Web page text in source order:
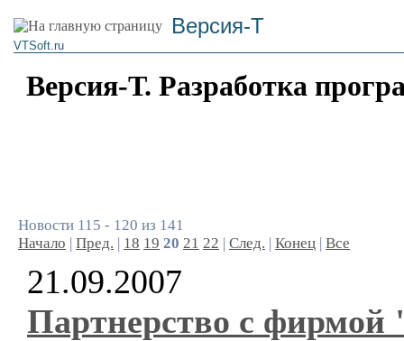
Версия-Т
VTSoft.ru
Версия-Т. Разработка
Новости 115 - 120 из 141
Начало | Пред. | 18 19 20 21 22 | След. | Конец | Все
21.09.2007
Партнерство с